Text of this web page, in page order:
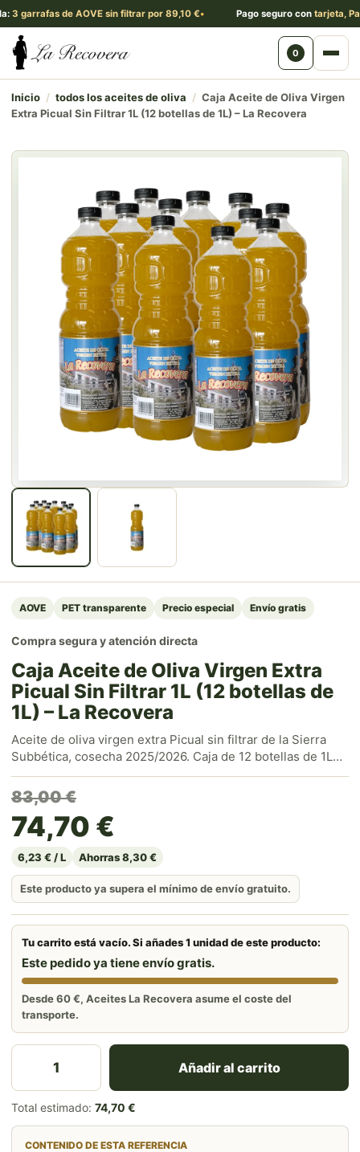
de AOVE sin filtrar por 89,10 € Pago seguro contarjeta, PayPal
0
Inicio / todos los aceites de oliva / Caja Aceite de Oliva Virgen
Extra Picual Sin Filtrar 1L (12 botellas de 1L) – La Recovera
AOVE PET transparente Precio especial Envío gratis
Compra segura y atención directa
Caja Aceite de Oliva Virgen Extra
Picual Sin Filtrar 1L (12 botellas de
1L) – La Recovera
Aceite de oliva virgen extra Picual sin filtrar de la Sierra
Subbética, cosecha 2025/2026. Caja de 12 botellas de 1L
(12 litros), ideal para llenar la despensa y ahorrar
comprando por volumen. Directo del campo a tu casa, con
envío gratis a partir de 60€.
83,00€
El precio original era:
74,70 €
El precio actual es: 74,70
6,23 € / L Ahorras 8,30 €
Este producto ya supera el mínimo de envío gratuito.
Tu carrito está vacío. Si añades 1 unidad de este producto:
Este pedido ya tiene envío gratis.
Desde 60 €, Aceites La Recovera asume el coste del
transporte.
Caja Aceite de Oliva Virgen Extra Picual Sin Filtrar
Añadir al carrito
Total estimado: 74,70 €
CONTENIDO DE ESTA REFERENCIA